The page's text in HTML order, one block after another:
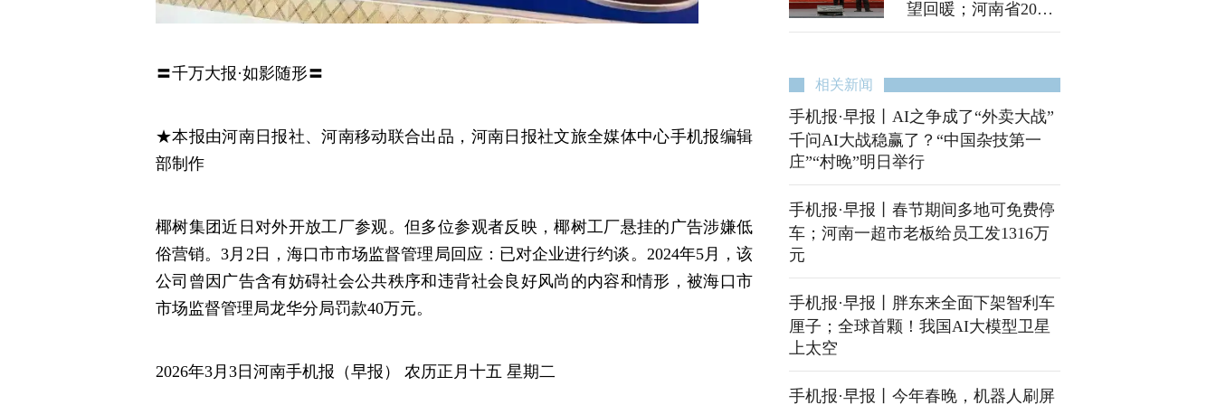
〓千万大报·如影随形〓
★本报由河南日报社、河南移动联合出品，河南日报社文旅全媒体中心手机报编辑
部制作
椰树集团近日对外开放工厂参观。但多位参观者反映，椰树工厂悬挂的广告涉嫌低
俗营销。3月2日，海口市市场监督管理局回应：已对企业进行约谈。2024年5月，该
公司曾因广告含有妨碍社会公共秩序和违背社会良好风尚的内容和情形，被海口市
市场监督管理局龙华分局罚款40万元。
2026年3月3日河南手机报（早报） 农历正月十五 星期二
望回暖；河南省2026
年高招体检3月5日开
相关新闻
手机报·早报丨AI之争成了“外卖大战”
千问AI大战稳赢了？“中国杂技第一
庄”“村晚”明日举行
手机报·早报丨春节期间多地可免费停
车；河南一超市老板给员工发1316万
元
手机报·早报丨胖东来全面下架智利车
厘子；全球首颗！我国AI大模型卫星
上太空
手机报·早报丨今年春晚，机器人刷屏